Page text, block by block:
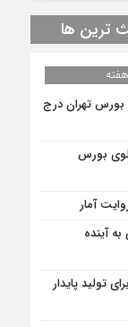
ترین ها
بورس تهران درج
بورس
آمار
آینده
تولید پایدار